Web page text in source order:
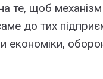
те, щоб
до тих
економіки,